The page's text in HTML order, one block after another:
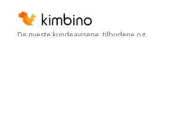
De nyeste kundeavisene, tilbudene og